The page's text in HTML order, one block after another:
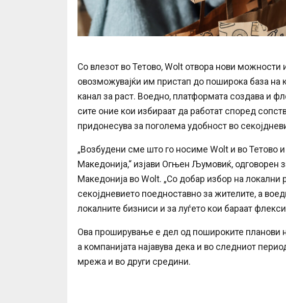
Со влезот во Тетово, Wolt отвора нови можности
овозможувајќи им пристап до поширока база на
канал за раст. Воедно, платформата создава и
сите оние кои избираат да работат според
придонесува за поголема удобност во
„Возбудени сме што го носиме Wolt и во Тетово
Македонија,“ изјави Огњен Љумовиќ, одговорен
Македонија во Wolt. „Со добар избор на локални
секојдневието поедноставно за жителите, а
локалните бизниси и за луѓето кои бараат
Ова проширување е дел од пошироките планови
а компанијата најавува дека и во следниот
мрежа и во други средини.